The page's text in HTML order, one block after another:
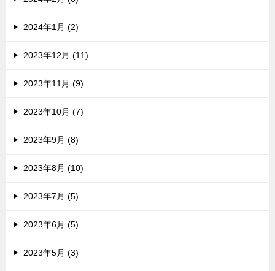
2024年1月 (2)
2023年12月 (11)
2023年11月 (9)
2023年10月 (7)
2023年9月 (8)
2023年8月 (10)
2023年7月 (5)
2023年6月 (5)
2023年5月 (3)